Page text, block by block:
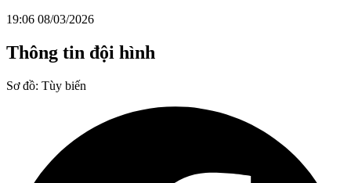
19:06 08/03/2026
Thông tin đội hình
Sơ đồ: Tùy biến